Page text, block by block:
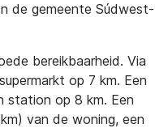
de gemeente Súdwest-
bereikbaarheid. Via
op 7 km. Een
station op 8 km. Een
van de woning, een